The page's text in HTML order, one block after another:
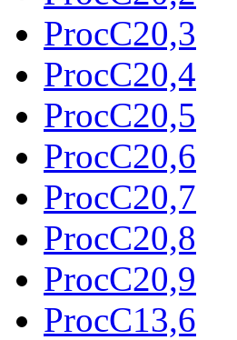
ProcC20,3
ProcC20,4
ProcC20,5
ProcC20,6
ProcC20,7
ProcC20,8
ProcC20,9
ProcC13,6